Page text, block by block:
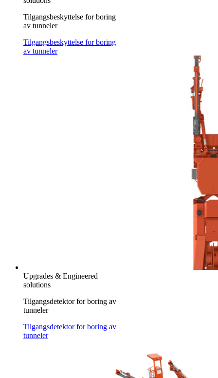
Tilgangsbeskyttelse for boring
av tunneler
Tilgangsbeskyttelse for boring
av tunneler
Upgrades & Engineered
solutions
Tilgangsdetektor for boring av
tunneler
Tilgangsdetektor for boring av
tunneler